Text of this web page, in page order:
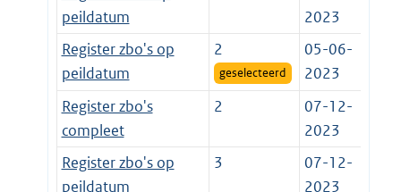
peildatum
2023
Register zbo's op
peildatum
2
geselecteerd
05-06-
2023
Register zbo's
compleet
2
07-12-
2023
Register zbo's op
peildatum
3
07-12-
2023